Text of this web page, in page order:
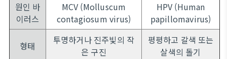
원인 바
이러스
MCV (Molluscum
contagiosum virus)
HPV (Human
papillomavirus)
형태
투명하거나 진주빛의 작
은 구진
평평하고 갈색 또는
살색의 돌기